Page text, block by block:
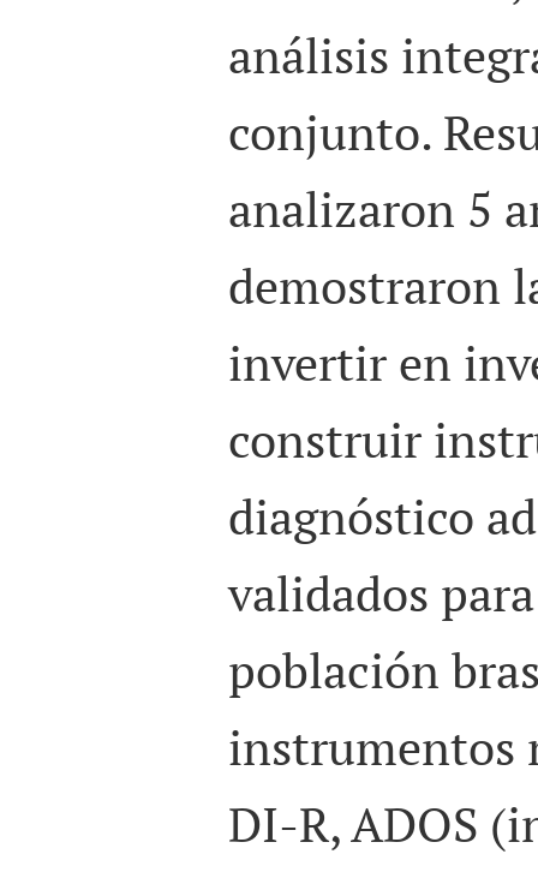
análisis
conjunto.
analizaron 5
demostraron
invertir en
construir
diagnóstico
validados
población
instrumentos
DI-R, ADOS